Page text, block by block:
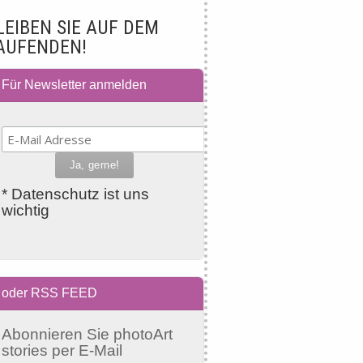
SIE AUF DEM
Für Newsletter anmelden
* Datenschutz ist uns
wichtig
oder RSS FEED
Abonnieren Sie photoArt
stories per E-Mail